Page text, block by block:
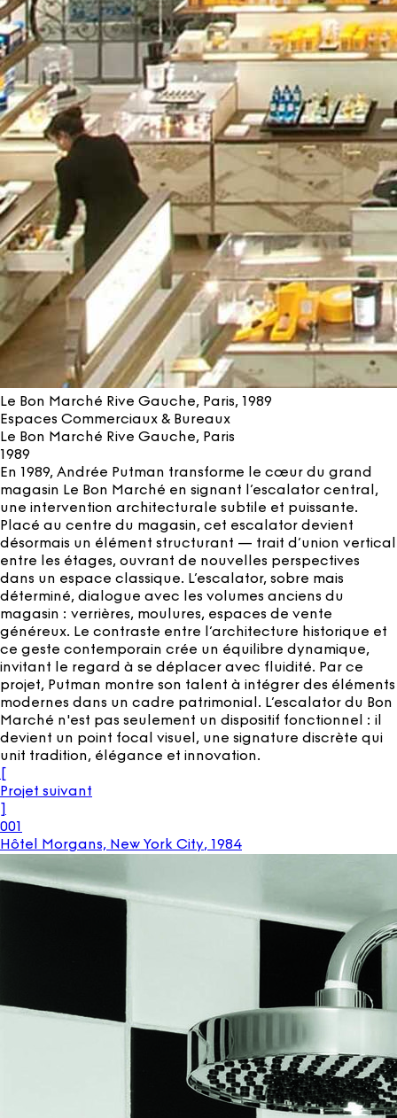
Le Bon Marché Rive Gauche, Paris, 1989
Espaces Commerciaux & Bureaux
Le Bon Marché Rive Gauche, Paris
1989
En 1989, Andrée Putman transforme le cœur du grand
magasin Le Bon Marché en signant l’escalator central,
une intervention architecturale subtile et puissante.
Placé au centre du magasin, cet escalator devient
désormais un élément structurant — trait d’union vertical
entre les étages, ouvrant de nouvelles perspectives
dans un espace classique. L’escalator, sobre mais
déterminé, dialogue avec les volumes anciens du
magasin : verrières, moulures, espaces de vente
généreux. Le contraste entre l’architecture historique et
ce geste contemporain crée un équilibre dynamique,
invitant le regard à se déplacer avec fluidité. Par ce
projet, Putman montre son talent à intégrer des éléments
modernes dans un cadre patrimonial. L’escalator du Bon
Marché n'est pas seulement un dispositif fonctionnel : il
devient un point focal visuel, une signature discrète qui
unit tradition, élégance et innovation.
Projet suivant
001
Hôtel Morgans, New York City, 1984